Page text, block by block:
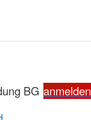
BG anmelden